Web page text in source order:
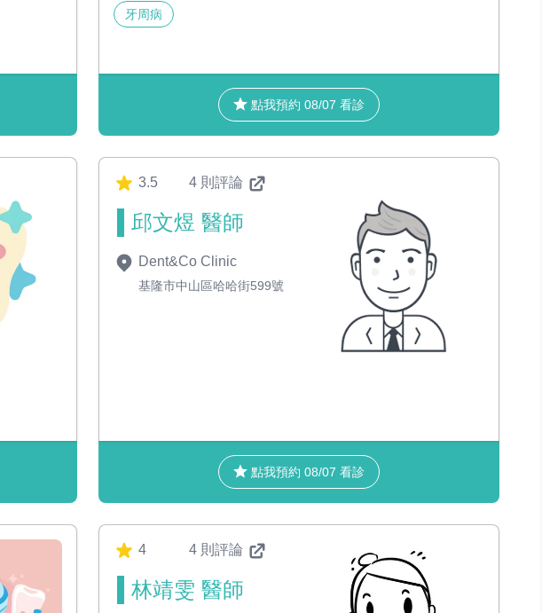
牙周病
點我預約 08/07 看診
3.5 4 則評論
邱文煜 醫師
Dent&Co Clinic
基隆市中山區哈哈街599號
點我預約 08/07 看診
4 4 則評論
林靖雯 醫師